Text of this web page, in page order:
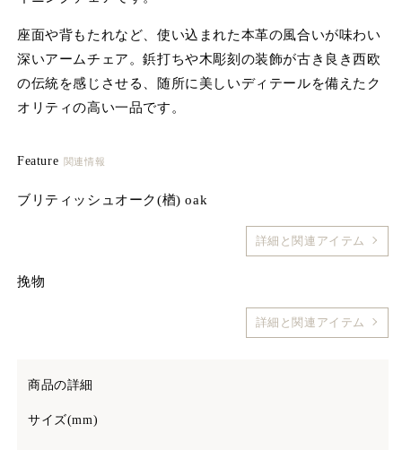
を
開
く
座面や背もたれなど、使い込まれた本革の風合いが味わい
深いアームチェア。鋲打ちや木彫刻の装飾が古き良き西欧
の伝統を感じさせる、随所に美しいディテールを備えたク
オリティの高い一品です。
Feature 関連情報
ブリティッシュオーク(楢) oak
詳細と関連アイテム
挽物
詳細と関連アイテム
商品の詳細
サイズ(mm)